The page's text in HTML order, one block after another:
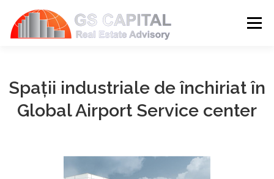
Sari la conținut
SERVICII BLOG CONTACT
Spaţii industriale de închiriat în
Global Airport Service center